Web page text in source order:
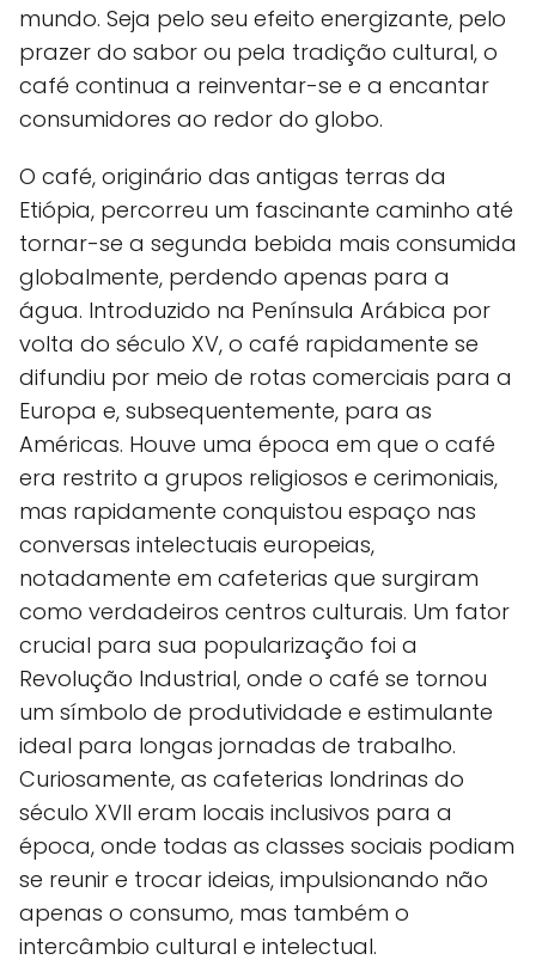
mundo. Seja pelo seu efeito energizante, pelo
prazer do sabor ou pela tradição cultural, o
café continua a reinventar-se e a encantar
consumidores ao redor do globo.
O café, originário das antigas terras da
Etiópia, percorreu um fascinante caminho até
tornar-se a segunda bebida mais consumida
globalmente, perdendo apenas para a
água. Introduzido na Península Arábica por
volta do século XV, o café rapidamente se
difundiu por meio de rotas comerciais para a
Europa e, subsequentemente, para as
Américas. Houve uma época em que o café
era restrito a grupos religiosos e cerimoniais,
mas rapidamente conquistou espaço nas
conversas intelectuais europeias,
notadamente em cafeterias que surgiram
como verdadeiros centros culturais. Um fator
crucial para sua popularização foi a
Revolução Industrial, onde o café se tornou
um símbolo de produtividade e estimulante
ideal para longas jornadas de trabalho.
Curiosamente, as cafeterias londrinas do
século XVII eram locais inclusivos para a
época, onde todas as classes sociais podiam
se reunir e trocar ideias, impulsionando não
apenas o consumo, mas também o
intercâmbio cultural e intelectual.